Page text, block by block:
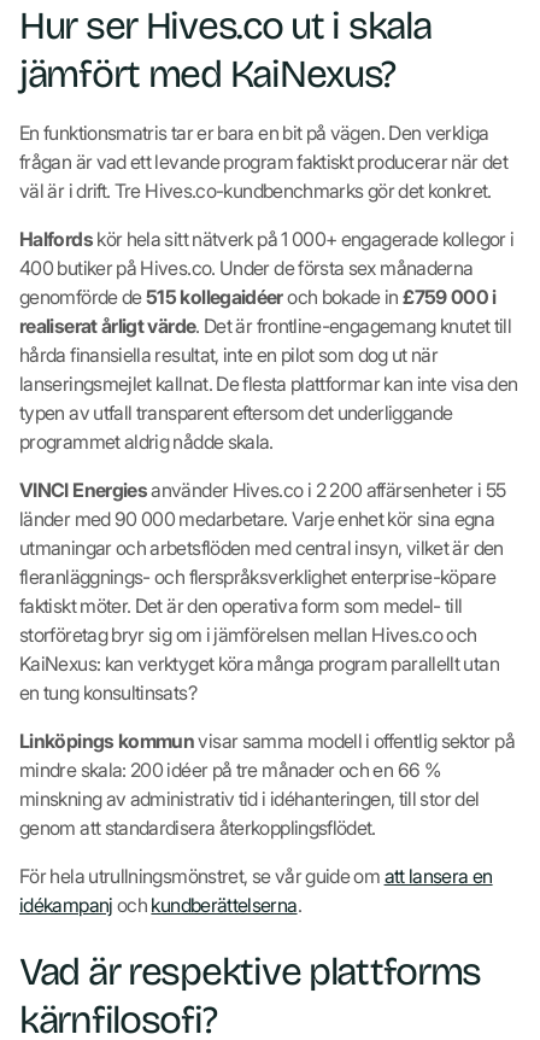
Hur ser Hives.co ut i skala
jämfört med KaiNexus?
En funktionsmatris tar er bara en bit på vägen. Den verkliga
frågan är vad ett levande program faktiskt producerar när det
väl är i drift. Tre Hives.co-kundbenchmarks gör det konkret.
Halfordskör hela sitt nätverk på 1 000+ engagerade kollegor i
400 butiker på Hives.co. Under de första sex månaderna
genomförde de515 kollegaidéeroch bokade in£759 000 i
realiserat årligt värde. Det är frontline-engagemang knutet till
hårda finansiella resultat, inte en pilot som dog ut när
lanseringsmejlet kallnat. De flesta plattformar kan inte visa den
typen av utfall transparent eftersom det underliggande
programmet aldrig nådde skala.
VINCI Energiesanvänder Hives.co i 2 200 affärsenheter i 55
länder med 90 000 medarbetare. Varje enhet kör sina egna
utmaningar och arbetsflöden med central insyn, vilket är den
fleranläggnings- och flerspråksverklighet enterprise-köpare
faktiskt möter. Det är den operativa form som medel- till
storföretag bryr sig om i jämförelsen mellan Hives.co och
KaiNexus: kan verktyget köra många program parallellt utan
en tung konsultinsats?
Linköpings kommunvisar samma modell i offentlig sektor på
mindre skala: 200 idéer på tre månader och en 66 %
minskning av administrativ tid i idéhanteringen, till stor del
genom att standardisera återkopplingsflödet.
För hela utrullningsmönstret, se vår guide om att lansera en
idékampanj och kundberättelserna.
Vad är respektive plattforms
kärnfilosofi?